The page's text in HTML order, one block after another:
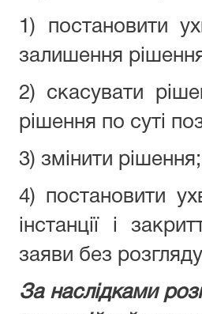
1) постановити
залишення
2) скасувати
рішення по суті
3) змінити рішення;
4) постановити
інстанції і
заяви без
За наслідками